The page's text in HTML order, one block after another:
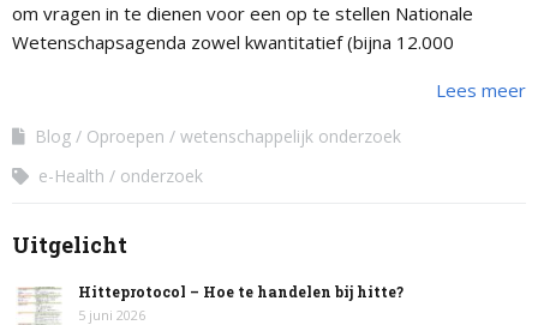
om vragen in te dienen voor een op te stellen Nationale
Wetenschapsagenda zowel kwantitatief (bijna 12.000
Lees meer
Blog Oproepen
wetenschappelijk onderzoek
e-Health
onderzoek
Uitgelicht
Hitteprotocol – Hoe te handelen bij hitte?
5 juni 2026